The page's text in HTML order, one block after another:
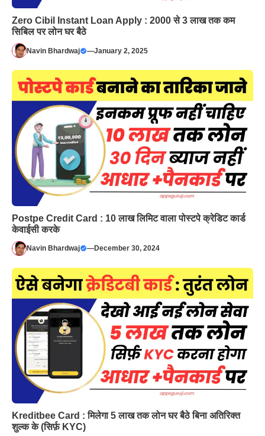
Zero Cibil Instant Loan Apply : 2000 से 3 लाख तक कम
सिबिल पर लोन घर बैठे
Navin Bhardwaj —January 2, 2025
Postpe Credit Card : 10 लाख लिमिट वाला पोस्टपे क्रेडिट कार्ड
केवाईसी करके
Navin Bhardwaj —December 30, 2024
Kreditbee Card : मिलेगा 5 लाख तक लोन घर बैठे बिना अतिरिक्त
शुल्क के (सिर्फ़ KYC)